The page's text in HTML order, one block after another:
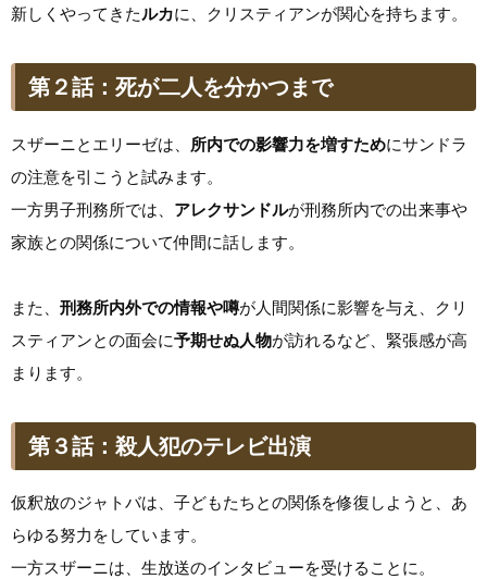
新しくやってきたルカに、クリスティアンが関心を持ちます。
第２話：死が二人を分かつまで
スザーニとエリーゼは、 所内での影響力を増すためにサンドラ
の注意を引こうと試みます。
一方男子刑務所では、 アレクサンドルが刑務所内での出来事や
家族との関係について仲間に話します。
また、 刑務所内外での情報や噂が人間関係に影響を与え、クリ
スティアンとの面会に予期せぬ人物が訪れるなど、緊張感が高
まります。
第３話：殺人犯のテレビ出演
仮釈放のジャトバは、子どもたちとの関係を修復しようと、あ
らゆる努力をしています。
一方スザーニは、生放送のインタビューを受けることに。